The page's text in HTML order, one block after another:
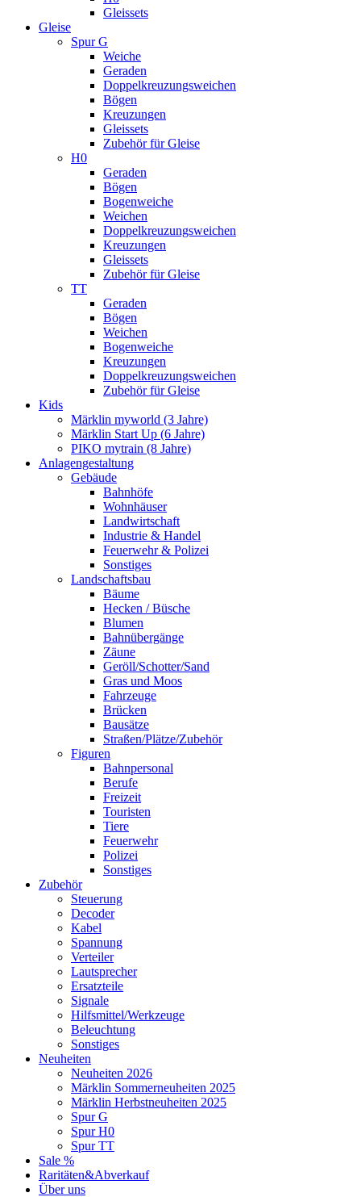
Gleissets
Gleise
Spur G
Weiche
Geraden
Doppelkreuzungsweichen
Bögen
Kreuzungen
Gleissets
Zubehör für Gleise
H0
Geraden
Bögen
Bogenweiche
Weichen
Doppelkreuzungsweichen
Kreuzungen
Gleissets
Zubehör für Gleise
TT
Geraden
Bögen
Weichen
Bogenweiche
Kreuzungen
Doppelkreuzungsweichen
Zubehör für Gleise
Kids
Märklin myworld (3 Jahre)
Märklin Start Up (6 Jahre)
PIKO mytrain (8 Jahre)
Anlagengestaltung
Gebäude
Bahnhöfe
Wohnhäuser
Landwirtschaft
Industrie & Handel
Feuerwehr & Polizei
Sonstiges
Landschaftsbau
Bäume
Hecken / Büsche
Blumen
Bahnübergänge
Zäune
Geröll/Schotter/Sand
Gras und Moos
Fahrzeuge
Brücken
Bausätze
Straßen/Plätze/Zubehör
Figuren
Bahnpersonal
Berufe
Freizeit
Touristen
Tiere
Feuerwehr
Polizei
Sonstiges
Zubehör
Steuerung
Decoder
Kabel
Spannung
Verteiler
Lautsprecher
Ersatzteile
Signale
Hilfsmittel/Werkzeuge
Beleuchtung
Sonstiges
Neuheiten
Neuheiten 2026
Märklin Sommerneuheiten 2025
Märklin Herbstneuheiten 2025
Spur G
Spur H0
Spur TT
Sale %
Raritäten&Abverkauf
Über uns